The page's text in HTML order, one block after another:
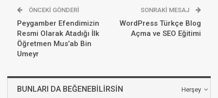
ÖNCEKI GÖNDERI
Peygamber Efendimizin
Resmi Olarak Atadığı İlk
Öğretmen Mus’ab Bin
Umeyr
SONRAKI MESAJ
WordPress Türkçe Blog
Açma ve SEO Eğitimi
Herşey
BUNLARI DA BEĞENEBILIRSIN